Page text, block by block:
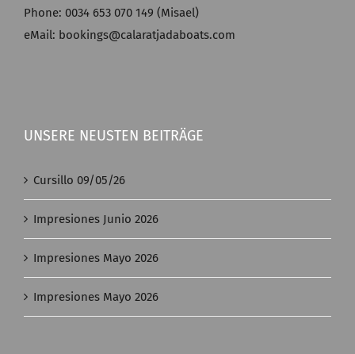
Phone: 0034 653 070 149 (Misael)
eMail: bookings@calaratjadaboats.com
UNSERE NEUSTEN BEITRÄGE
Cursillo 09/05/26
Impresiones Junio 2026
Impresiones Mayo 2026
Impresiones Mayo 2026